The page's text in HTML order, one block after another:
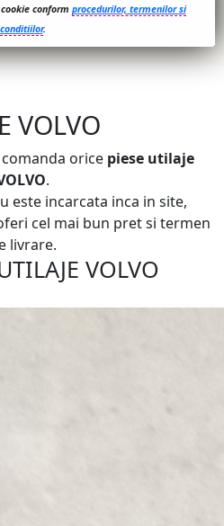
conform procedurilor, termenilor si
conditiilor.
VOLVO
orice piese utilaje
.
este incarcata inca in site,
cel mai bun pret si termen
livrare.
VOLVO